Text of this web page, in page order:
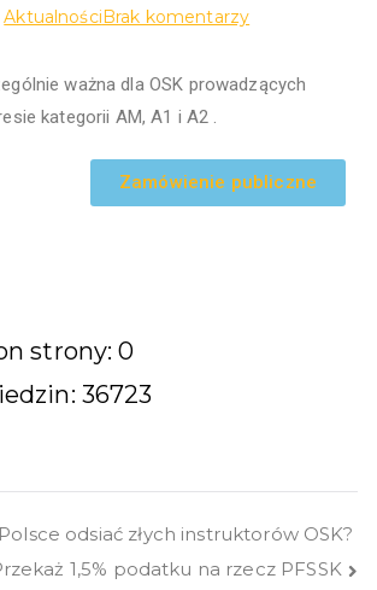
AktualnościBrak komentarzy
ważna dla OSK prowadzących
kategorii AM, A1 i A2 .
Zamówienie publiczne
strony: 0
36723
odsiać złych instruktorów OSK?
1,5% podatku na rzecz PFSSK